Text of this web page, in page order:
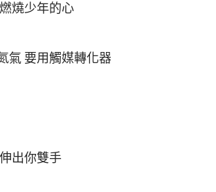
燒少年的心
氣 要用觸媒轉化器
出你雙手